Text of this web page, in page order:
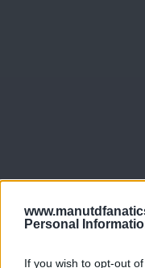
Personal
If you wish to opt-out